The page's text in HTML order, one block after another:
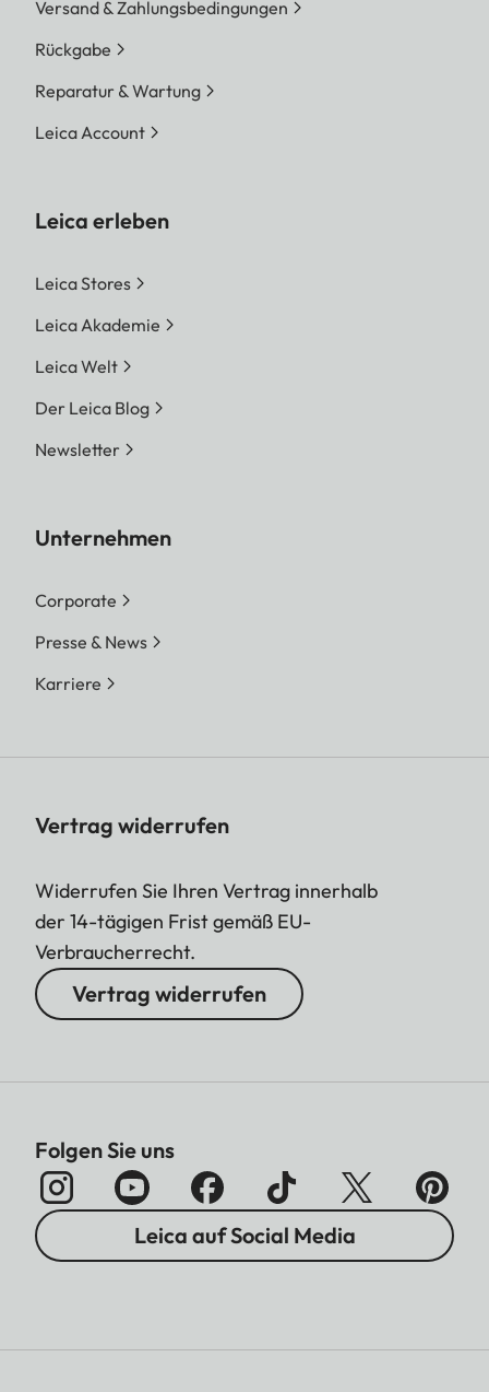
Versand & Zahlungsbedingungen
Rückgabe
Reparatur & Wartung
Leica Account
Leica erleben
Leica Stores
Leica Akademie
Leica Welt
Der Leica Blog
Newsletter
Unternehmen
Corporate
Presse & News
Karriere
Vertrag widerrufen
Widerrufen Sie Ihren Vertrag innerhalb
der 14-tägigen Frist gemäß EU-
Verbraucherrecht.
Vertrag widerrufen
Folgen Sie uns
Leica auf Social Media